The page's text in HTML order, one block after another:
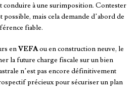
conduire à une surimposition. Contester
possible, mais cela demande d’abord de
fiable.
enVEFAou en construction neuve, le
la future charge fiscale sur un bien
n’est pas encore définitivement
précieux pour sécuriser un plan